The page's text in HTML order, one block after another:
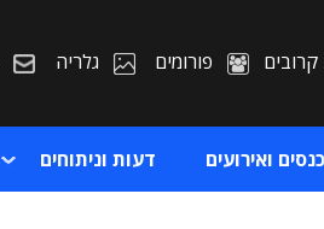
קרובים פורומים גלריה
כנסים ואירועים דעות וניתוחים